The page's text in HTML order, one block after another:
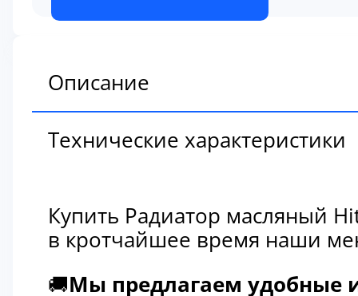
Описание
Технические характеристики
Купить Радиатор масляный
в кротчайшее время наши
🚚Мы предлагаем удобные